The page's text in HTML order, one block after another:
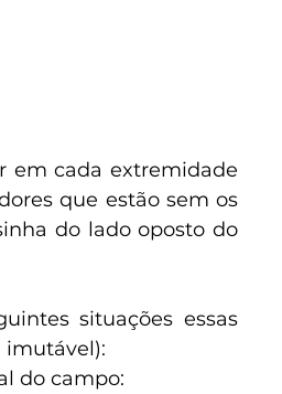
em cada extremidade
que estão sem os
do lado oposto do
situações essas
imutável):
do campo: